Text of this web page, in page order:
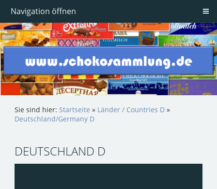
Navigation öffnen
Sie sind hier: Startseite » Länder / Countries D »
Deutschland/Germany D
DEUTSCHLAND D